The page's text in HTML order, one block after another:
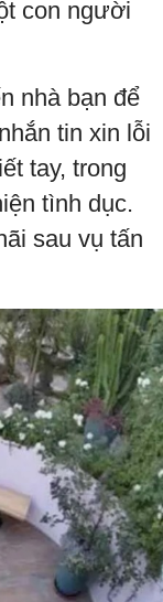
con người
nhà bạn để
tin xin lỗi
tay, trong
tình dục.
sau vụ tấn